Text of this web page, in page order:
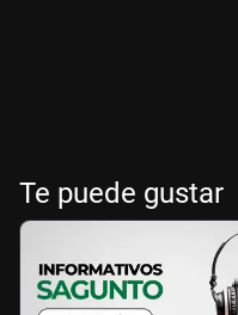
Te puede gustar